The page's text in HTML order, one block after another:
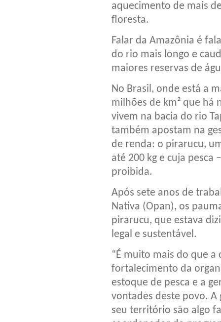
aquecimento de mais
floresta.
Falar da Amazônia é
do rio mais longo e
maiores reservas de
No Brasil, onde está a
milhões de km² que há
vivem na bacia do rio
também apostam na
de renda: o pirarucu,
até 200 kg e cuja
proibida.
Após sete anos de
Nativa (Opan), os
pirarucu, que estava
legal e sustentável.
“É muito mais do que a
fortalecimento da
estoque de pesca e a
vontades deste povo.
seu território são algo